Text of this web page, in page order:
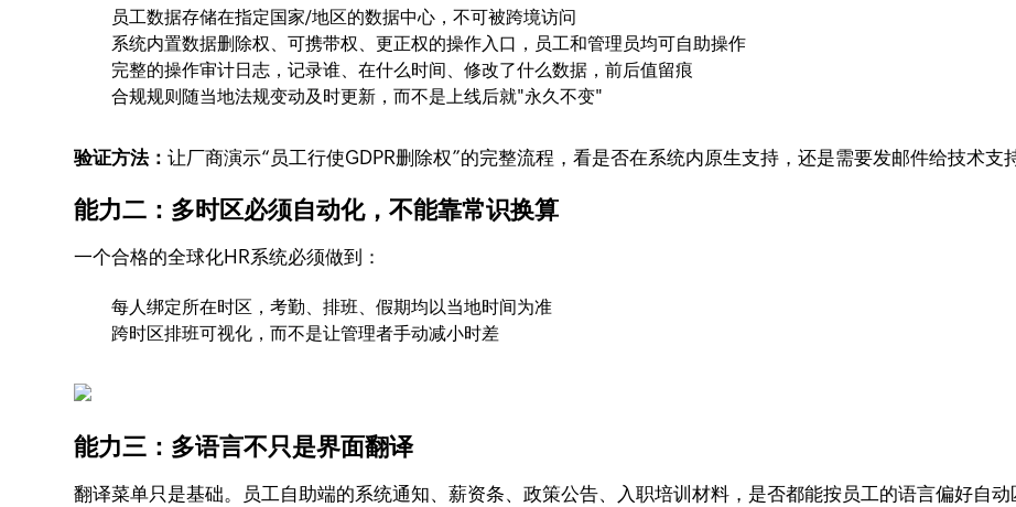
员工数据存储在指定国家/地区的数据中心，不可被跨境访问
系统内置数据删除权、可携带权、更正权的操作入口，员工和管理员均可自助操作
完整的操作审计日志，记录谁、在什么时间、修改了什么数据，前后值留痕
合规规则随当地法规变动及时更新，而不是上线后就"永久不变"
验证方法：让厂商演示“员工行使GDPR删除权”的完整流程，看是否在系统内原生支持，还是需要发邮件给技术支
能力二：多时区必须自动化，不能靠常识换算
一个合格的全球化HR系统必须做到：
每人绑定所在时区，考勤、排班、假期均以当地时间为准
跨时区排班可视化，而不是让管理者手动减小时差
能力三：多语言不只是界面翻译
翻译菜单只是基础。员工自助端的系统通知、薪资条、政策公告、入职培训材料，是否都能按员工的语言偏好自